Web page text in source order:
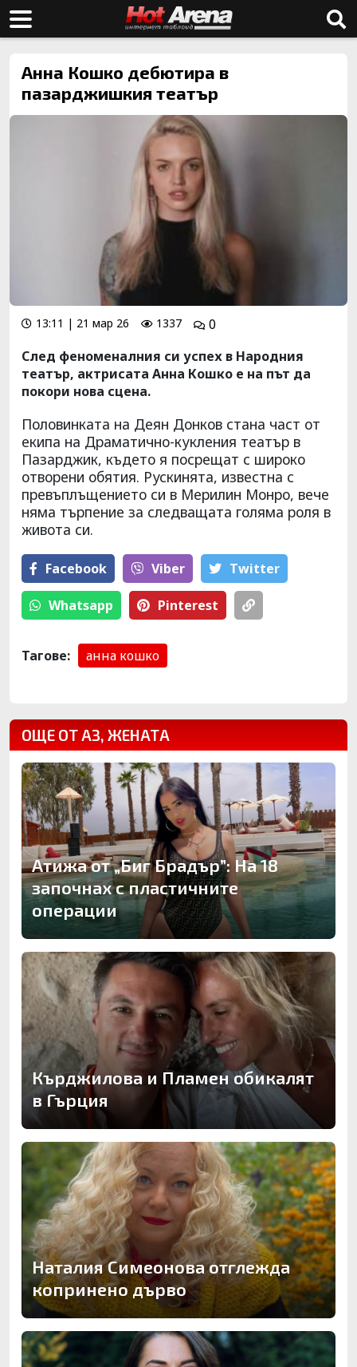
Анна Кошко дебютира в
пазарджишкия театър
13:11 | 21 мар 26 1337
0
След феноменалния си успех в Народния
театър, актрисата Анна Кошко е на път да
покори нова сцена.
Половинката на Деян Донков стана част от
екипа на Драматично-кукления театър в
Пазарджик, където я посрещат с широко
отворени обятия. Рускинята, известна с
превъплъщението си в Мерилин Монро, вече
няма търпение за следващата голяма роля в
живота си.
Facebook Viber Тwitter
Whatsapp Pinterest
Тагове: анна кошко
ОЩЕ ОТ АЗ, ЖЕНАТА
Атижа от „Биг Брадър”: На 18
започнах с пластичните
операции
Кърджилова и Пламен обикалят
в Гърция
Наталия Симеонова отглежда
копринено дърво